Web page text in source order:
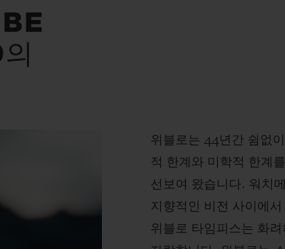
위블로는 44년간 쉼없
적 한계와 미학적 한계
선보여 왔습니다. 워치
지향적인 비전 사이에
위블로 타임피스는 화